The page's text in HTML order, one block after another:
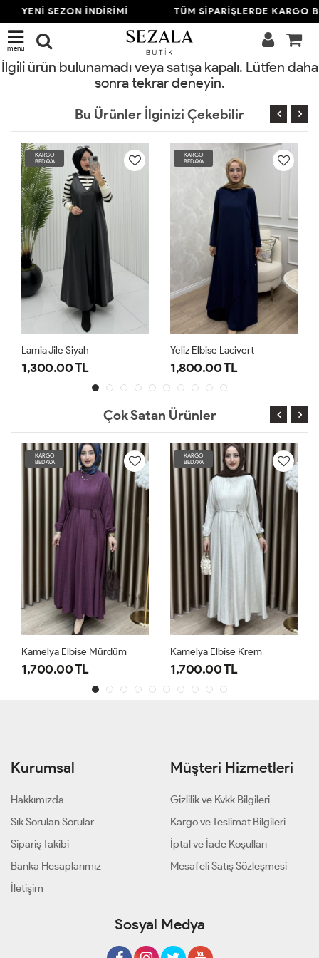
YENİ SEZON İNDİRİMİ TÜM SİPARİŞLERDE KARGO
menü
İlgili ürün bulunamadı veya satışa kapalı. Lütfen daha
sonra tekrar deneyin.
Bu Ürünler İlginizi Çekebilir
KARGO
BEDAVA
Lamia Jile Siyah
1,300.00 TL
KARGO
BEDAVA
Yeliz Elbise Lacivert
1,800.00 TL
Çok Satan Ürünler
KARGO
BEDAVA
Kamelya Elbise Mürdüm
1,700.00 TL
KARGO
BEDAVA
Kamelya Elbise Krem
1,700.00 TL
Kurumsal
Hakkımızda
Sık Sorulan Sorular
Sipariş Takibi
Banka Hesaplarımız
İletişim
Müşteri Hizmetleri
Gizlilik ve Kvkk Bilgileri
Kargo ve Teslimat Bilgileri
İptal ve İade Koşulları
Mesafeli Satış Sözleşmesi
Sosyal Medya